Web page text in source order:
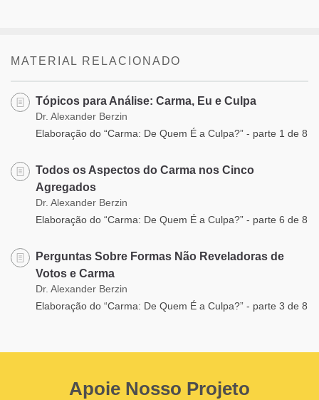
MATERIAL RELACIONADO
Tópicos para Análise: Carma, Eu e Culpa
Dr. Alexander Berzin
Elaboração do “Carma: De Quem É a Culpa?” - parte 1 de 8
Todos os Aspectos do Carma nos Cinco
Agregados
Dr. Alexander Berzin
Elaboração do “Carma: De Quem É a Culpa?” - parte 6 de 8
Perguntas Sobre Formas Não Reveladoras de
Votos e Carma
Dr. Alexander Berzin
Elaboração do “Carma: De Quem É a Culpa?” - parte 3 de 8
Apoie Nosso Projeto